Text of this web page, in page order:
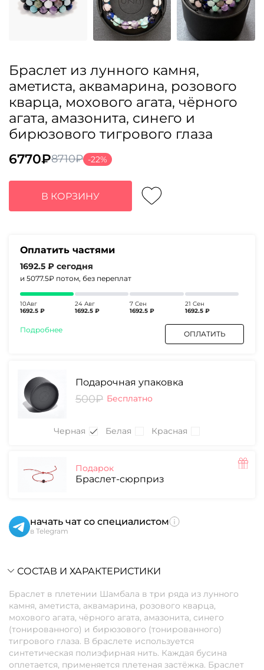
Браслет из лунного камня,
аметиста, аквамарина, розового
кварца, мохового агата, чёрного
агата, амазонита, синего и
бирюзового тигрового глаза
8710₽
Первоначальная
цена
составляла
8710₽.
6770₽
Текущая
цена:
6770₽.
-22%
В КОРЗИНУ
Оплатить частями
1692.5 ₽ сегодня
и 5077.5₽ потом, без переплат
10Авг
1692.5 ₽
24 Авг
1692.5 ₽
7 Сен
1692.5 ₽
21 Сен
1692.5 ₽
Подробнее ОПЛАТИТЬ
Подарочная упаковка
500₽ Бесплатно
Черная Белая Красная
Подарок
Браслет-сюрприз
начать чат со специалистом
в Telegram
СОСТАВ И ХАРАКТЕРИСТИКИ
Браслет в плетении Шамбала в три ряда из лунного
камня, аметиста, аквамарина, розового кварца,
мохового агата, чёрного агата, амазонита, синего
(тонированного) и бирюзового (тонированного)
тигрового глаза. В браслете используется
синтетическая полиэфирная нить. Каждая бусина
оплетается, применяется плетеная застёжка. Браслет